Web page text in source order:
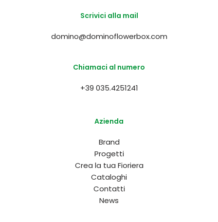
Scrivici alla mail
domino@dominoflowerbox.com
Chiamaci al numero
+39 035.4251241
Azienda
Brand
Progetti
Crea la tua Fioriera
Cataloghi
Contatti
News